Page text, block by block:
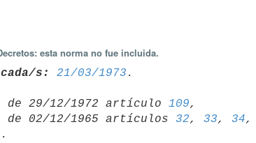
esta norma no fue incluida.
s: 21/03/1973
de 29/12/1972 artículo 109,
de 02/12/1965 artículos
32, 33, 34,